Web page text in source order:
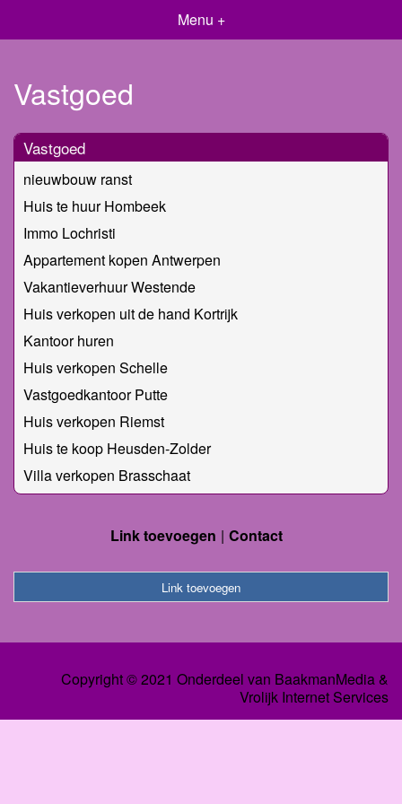
Menu +
Vastgoed
Vastgoed
nieuwbouw ranst
Huis te huur Hombeek
Immo Lochristi
Appartement kopen Antwerpen
Vakantieverhuur Westende
Huis verkopen uit de hand Kortrijk
Kantoor huren
Huis verkopen Schelle
Vastgoedkantoor Putte
Huis verkopen Riemst
Huis te koop Heusden-Zolder
Villa verkopen Brasschaat
Link toevoegen Contact
Link toevoegen
Copyright © 2021 Onderdeel van BaakmanMedia &
Vrolijk Internet Services